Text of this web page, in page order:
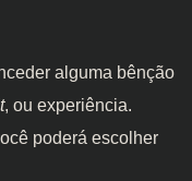
alguma bênção
, ou experiência.
poderá escolher